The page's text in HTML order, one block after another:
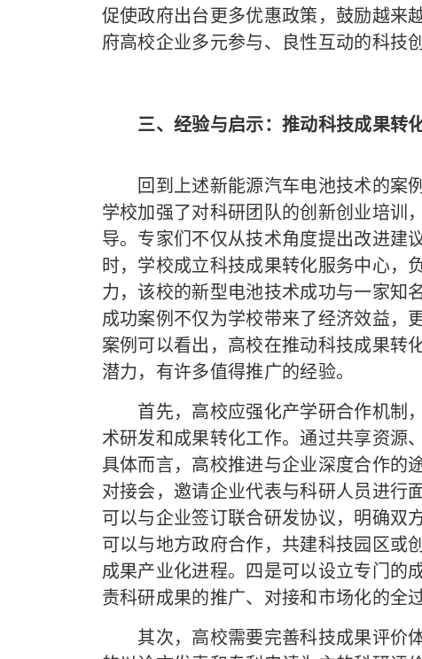
促使政府出台更多优惠政策，鼓励越来
府高校企业多元参与、良性互动的科技
三、经验与启示：推动科技成果转
回到上述新能源汽车电池技术的案例
学校加强了对科研团队的创新创业培训
导。专家们不仅从技术角度提出改进建
时，学校成立科技成果转化服务中心，
力，该校的新型电池技术成功与一家知
成功案例不仅为学校带来了经济效益，
案例可以看出，高校在推动科技成果转
潜力，有许多值得推广的经验。
首先，高校应强化产学研合作机制，
术研发和成果转化工作。通过共享资源
具体而言，高校推进与企业深度合作的
对接会，邀请企业代表与科研人员进行
可以与企业签订联合研发协议，明确双
可以与地方政府合作，共建科技园区或
成果产业化进程。四是可以设立专门的
责科研成果的推广、对接和市场化的全过
其次，高校需要完善科技成果评价体